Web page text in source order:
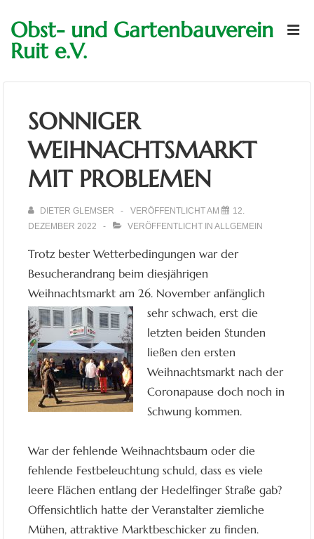
Zum
Inhalt
Obst- und Gartenbauverein
Ruit e.V.
SONNIGER
WEIHNACHTSMARKT
MIT PROBLEMEN
DIETER GLEMSER VERÖFFENTLICHT AM
12.
DEZEMBER 2022
VERÖFFENTLICHT IN ALLGEMEIN
Trotz bester Wetterbedingungen war der
Besucherandrang beim diesjährigen
Weihnachtsmarkt am 26. November anfänglich
sehr schwach, erst die
letzten beiden Stunden
ließen den ersten
Weihnachtsmarkt nach der
Coronapause doch noch in
Schwung kommen.
War der fehlende Weihnachtsbaum oder die
fehlende Festbeleuchtung schuld, dass es viele
leere Flächen entlang der Hedelfinger Straße gab?
Offensichtlich hatte der Veranstalter ziemliche
Mühen, attraktive Marktbeschicker zu finden.